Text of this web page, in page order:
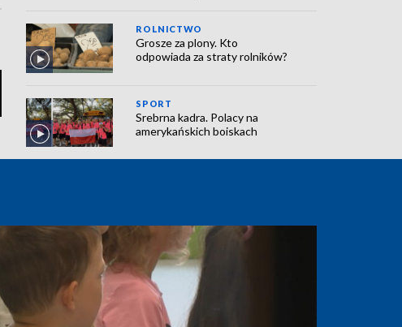
ROLNICTWO
Grosze za plony. Kto
odpowiada za straty rolników?
SPORT
Srebrna kadra. Polacy na
amerykańskich boiskach